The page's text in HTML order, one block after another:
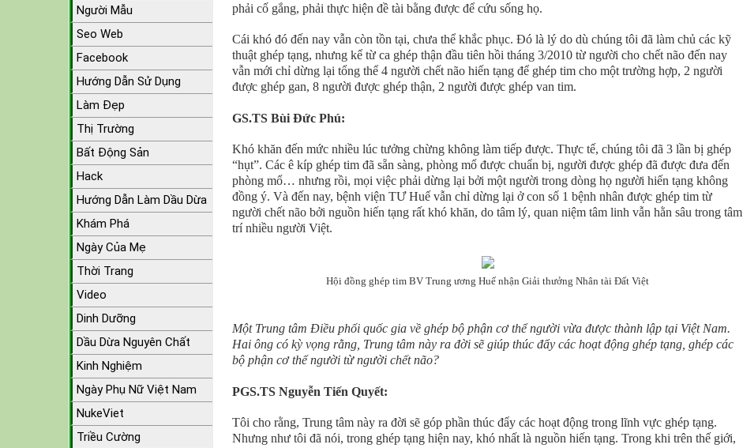
phải cố gắng, phải thực hiện đề tài bằng được để cứu sống họ.
Cái khó đó đến nay vẫn còn tồn tại, chưa thể khắc phục. Đó là lý do dù chúng tôi đã làm chủ các kỹ
thuật ghép tạng, nhưng kể từ ca ghép thận đầu tiên hồi tháng 3/2010 từ người cho chết não đến nay
vẫn mới chỉ dừng lại tổng thể 4 người chết não hiến tạng để ghép tim cho một trường hợp, 2 người
được ghép gan, 8 người được ghép thận, 2 người được ghép van tim.
GS.TS Bùi Đức Phú:
Khó khăn đến mức nhiều lúc tưởng chừng không làm tiếp được. Thực tế, chúng tôi đã 3 lần bị ghép
“hụt”. Các ê kíp ghép tim đã sẵn sàng, phòng mổ được chuẩn bị, người được ghép đã được đưa đến
phòng mổ… nhưng rồi, mọi việc phải dừng lại bởi một người trong dòng họ người hiến tạng không
đồng ý. Và đến nay, bệnh viện TƯ Huế vẫn chỉ dừng lại ở con số 1 bệnh nhân được ghép tim từ
người chết não bởi nguồn hiến tạng rất khó khăn, do tâm lý, quan niệm tâm linh vẫn hằn sâu trong tâm
trí nhiều người Việt.
Hội đồng ghép tim BV Trung ương Huế nhận Giải thưởng Nhân tài Đất Việt
Một Trung tâm Điều phối quốc gia về ghép bộ phận cơ thể người vừa được thành lập tại Việt Nam.
Hai ông có kỳ vọng rằng, Trung tâm này ra đời sẽ giúp thúc đẩy các hoạt động ghép tạng, ghép các
bộ phận cơ thể người từ người chết não?
PGS.TS Nguyễn Tiến Quyết:
Tôi cho rằng, Trung tâm này ra đời sẽ góp phần thúc đẩy các hoạt động trong lĩnh vực ghép tạng.
Nhưng như tôi đã nói, trong ghép tạng hiện nay, khó nhất là nguồn hiến tạng. Trong khi trên thế giới,
Người Mẫu
Seo Web
Facebook
Hướng Dẫn Sử Dụng
Làm Đẹp
Thị Trường
Bất Động Sản
Hack
Hướng Dẫn Làm Dầu Dừa
Khám Phá
Ngày Của Mẹ
Thời Trang
Video
Dinh Dưỡng
Dầu Dừa Nguyên Chất
Kinh Nghiệm
Ngày Phụ Nữ Việt Nam
NukeViet
Triều Cường